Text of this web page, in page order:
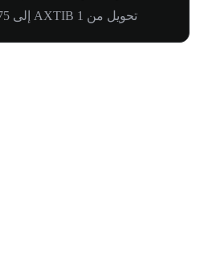
تحويل من 1 AXTIB إلى C$112.75